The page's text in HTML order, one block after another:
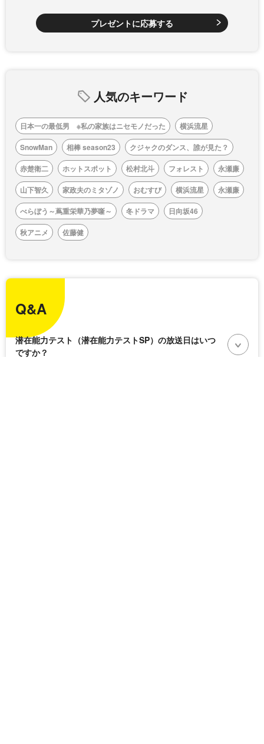
プレゼントに応募する
人気のキーワード
日本一の最低男 ※私の家族はニセモノだった
横浜流星
SnowMan
相棒 season23
クジャクのダンス、誰が見た？
赤楚衛二
ホットスポット 松村北斗 フォレスト
永瀬廉
山下智久
家政夫のミタゾノ おむすび 横浜流星
永瀬廉
べらぼう～蔦重栄華乃夢噺～
冬ドラマ
日向坂46
秋アニメ
佐藤健
Q&A
潜在能力テスト（潜在能力テストSP）の放送日はいつ
ですか？